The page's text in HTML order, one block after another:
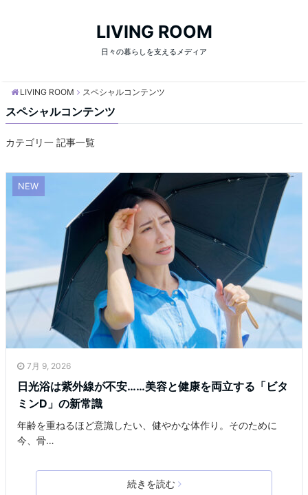
LIVING ROOM
日々の暮らしを支えるメディア
LIVING ROOM スペシャルコンテンツ
スペシャルコンテンツ
カテゴリ一 記事一覧
NEW
7月 9, 2026
日光浴は紫外線が不安……美容と健康を両立する「ビタ
ミンD」の新常識
年齢を重ねるほど意識したい、健やかな体作り。そのために
今、骨…
続きを読む